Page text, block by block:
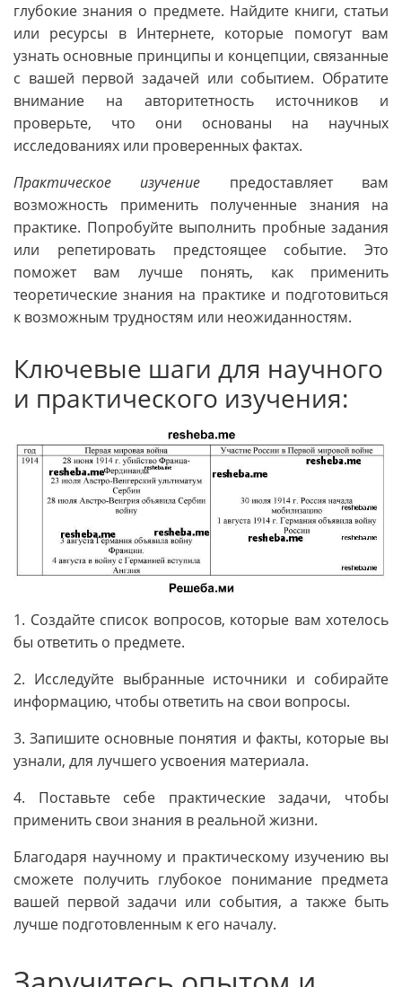
глубокие знания о предмете. Найдите книги, статьи
или ресурсы в Интернете, которые помогут вам
узнать основные принципы и концепции, связанные
с вашей первой задачей или событием. Обратите
внимание на авторитетность источников и
проверьте, что они основаны на научных
исследованиях или проверенных фактах.
Практическое изучение предоставляет вам
возможность применить полученные знания на
практике. Попробуйте выполнить пробные задания
или репетировать предстоящее событие. Это
поможет вам лучше понять, как применить
теоретические знания на практике и подготовиться
к возможным трудностям или неожиданностям.
Ключевые шаги для научного
и практического изучения:
1. Создайте список вопросов, которые вам хотелось
бы ответить о предмете.
2. Исследуйте выбранные источники и собирайте
информацию, чтобы ответить на свои вопросы.
3. Запишите основные понятия и факты, которые вы
узнали, для лучшего усвоения материала.
4. Поставьте себе практические задачи, чтобы
применить свои знания в реальной жизни.
Благодаря научному и практическому изучению вы
сможете получить глубокое понимание предмета
вашей первой задачи или события, а также быть
лучше подготовленным к его началу.